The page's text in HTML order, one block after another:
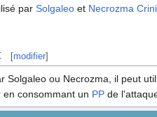
par Solgaleo et Necrozma
[modifier]
Solgaleo ou Necrozma, il peut
en consommant un PP de